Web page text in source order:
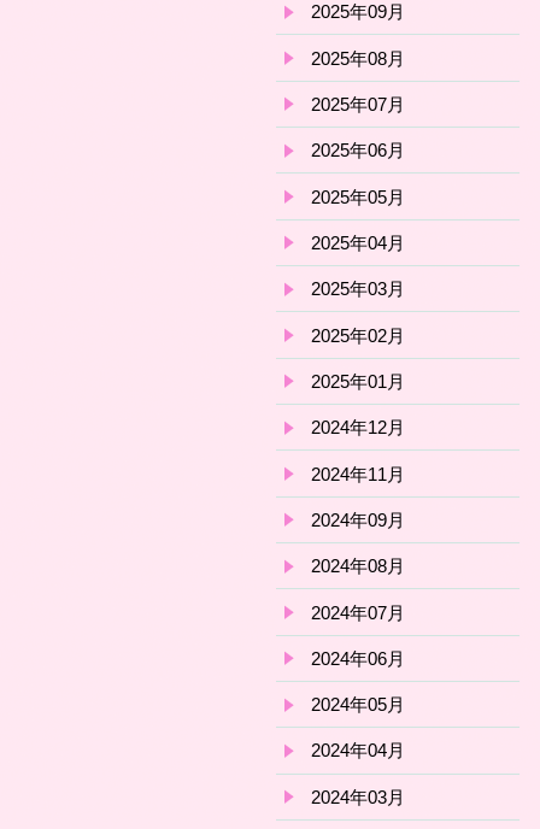
2025年09月
2025年08月
2025年07月
2025年06月
2025年05月
2025年04月
2025年03月
2025年02月
2025年01月
2024年12月
2024年11月
2024年09月
2024年08月
2024年07月
2024年06月
2024年05月
2024年04月
2024年03月